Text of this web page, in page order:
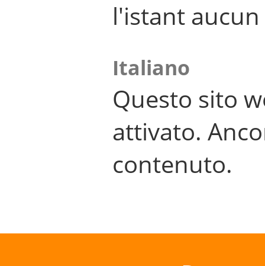
l'istant
Italiano
Questo sito
attivato.
contenuto.